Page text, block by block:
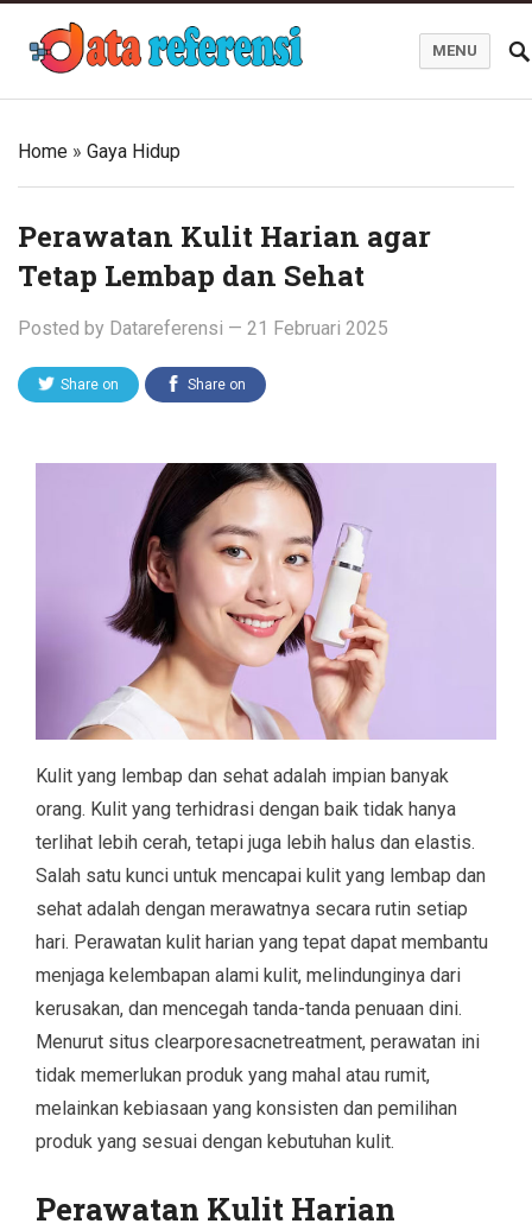
MENU
Home » Gaya Hidup
Perawatan Kulit Harian agar
Tetap Lembap dan Sehat
Posted by Datareferensi — 21 Februari 2025
Share on Share on
Kulit yang lembap dan sehat adalah impian banyak
orang. Kulit yang terhidrasi dengan baik tidak hanya
terlihat lebih cerah, tetapi juga lebih halus dan elastis.
Salah satu kunci untuk mencapai kulit yang lembap dan
sehat adalah dengan merawatnya secara rutin setiap
hari. Perawatan kulit harian yang tepat dapat membantu
menjaga kelembapan alami kulit, melindunginya dari
kerusakan, dan mencegah tanda-tanda penuaan dini.
Menurut situs clearporesacnetreatment, perawatan ini
tidak memerlukan produk yang mahal atau rumit,
melainkan kebiasaan yang konsisten dan pemilihan
produk yang sesuai dengan kebutuhan kulit.
Perawatan Kulit Harian